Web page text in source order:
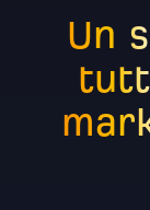
Un